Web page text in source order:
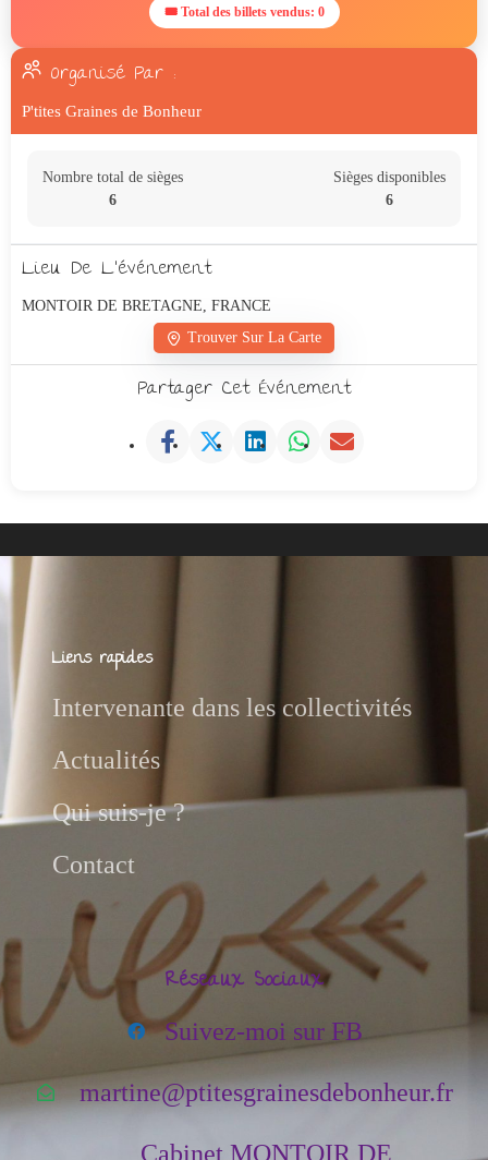
🎟 Total des billets vendus: 0
Organisé Par :
P'tites Graines de Bonheur
Nombre total de sièges
6
Sièges disponibles
6
Lieu De L'événement
MONTOIR DE BRETAGNE, FRANCE
Trouver Sur La Carte
Partager Cet Événement
Réseaux Sociaux
Suivez-moi sur FB
martine@ptitesgrainesdebonheur.fr
Cabinet MONTOIR DE
Liens rapides
Intervenante dans les collectivités
Actualités
Qui suis-je ?
Contact